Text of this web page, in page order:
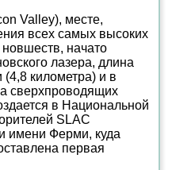
Valley), месте,
всех самых высоких
начато
лазера, длина
(4,8 километра) и в
сверхпроводящих
в Национальной
SLAC
имени Ферми, куда
первая